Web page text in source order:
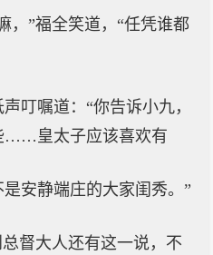
，”福全笑道，“任凭谁都
叮嘱道：“你告诉小九，
……皇太子应该喜欢有
安静端庄的大家闺秀。”
督大人还有这一说，不